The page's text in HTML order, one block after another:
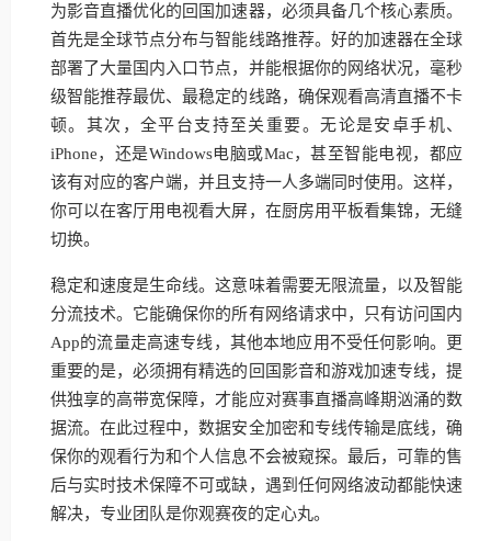
为影音直播优化的回国加速器，必须具备几个核心素质。
首先是全球节点分布与智能线路推荐。好的加速器在全球
部署了大量国内入口节点，并能根据你的网络状况，毫秒
级智能推荐最优、最稳定的线路，确保观看高清直播不卡
顿。其次，全平台支持至关重要。无论是安卓手机、
iPhone，还是Windows电脑或Mac，甚至智能电视，都应
该有对应的客户端，并且支持一人多端同时使用。这样，
你可以在客厅用电视看大屏，在厨房用平板看集锦，无缝
切换。
稳定和速度是生命线。这意味着需要无限流量，以及智能
分流技术。它能确保你的所有网络请求中，只有访问国内
App的流量走高速专线，其他本地应用不受任何影响。更
重要的是，必须拥有精选的回国影音和游戏加速专线，提
供独享的高带宽保障，才能应对赛事直播高峰期汹涌的数
据流。在此过程中，数据安全加密和专线传输是底线，确
保你的观看行为和个人信息不会被窥探。最后，可靠的售
后与实时技术保障不可或缺，遇到任何网络波动都能快速
解决，专业团队是你观赛夜的定心丸。